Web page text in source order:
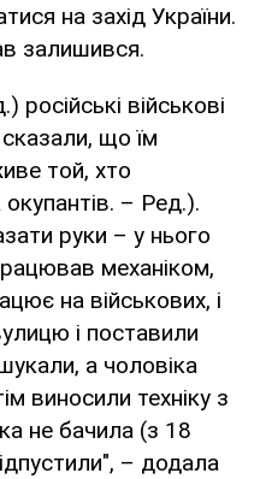
на захід України.
залишився.
військові
що їм
той, хто
– Ред.).
руки – у нього
механіком,
на військових, і
і поставили
а чоловіка
виносили техніку з
не бачила (з 18
– додала